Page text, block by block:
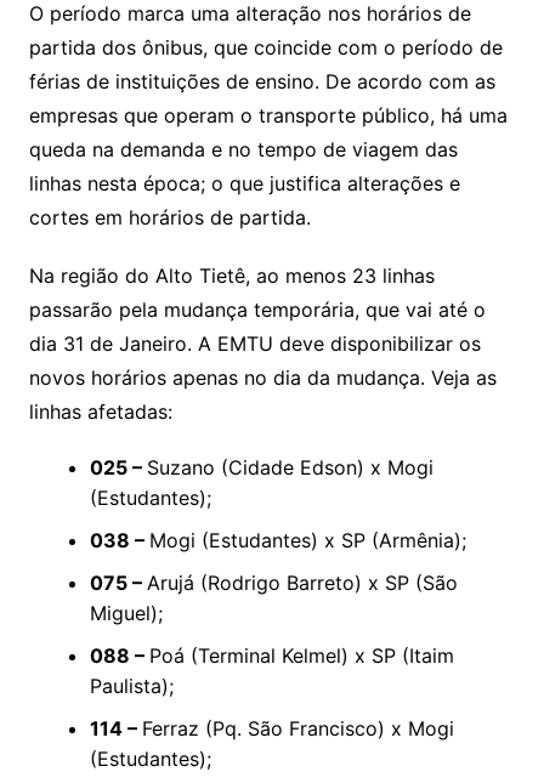
O período marca uma alteração nos horários de
partida dos ônibus, que coincide com o período de
férias de instituições de ensino. De acordo com as
empresas que operam o transporte público, há uma
queda na demanda e no tempo de viagem das
linhas nesta época; o que justifica alterações e
cortes em horários de partida.
Na região do Alto Tietê, ao menos 23 linhas
passarão pela mudança temporária, que vai até o
dia 31 de Janeiro. A EMTU deve disponibilizar os
novos horários apenas no dia da mudança. Veja as
linhas afetadas:
025 – Suzano (Cidade Edson) x Mogi
(Estudantes);
038 – Mogi (Estudantes) x SP (Armênia);
075 – Arujá (Rodrigo Barreto) x SP (São
Miguel);
088 – Poá (Terminal Kelmel) x SP (Itaim
Paulista);
114 – Ferraz (Pq. São Francisco) x Mogi
(Estudantes);